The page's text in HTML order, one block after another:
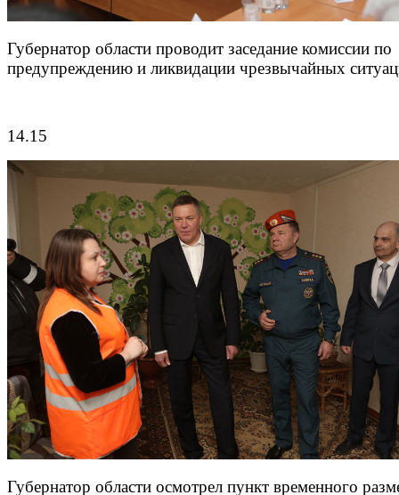
Губернатор области проводит заседание комиссии по
предупреждению и ликвидации чрезвычайных
14.15
Губернатор области осмотрел пункт временного